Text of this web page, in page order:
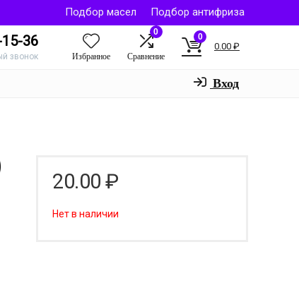
Подбор масел
Подбор антифриза
36
звонок Избранное
0
Сравнение
0
0.00 ₽
Вход
20.00 ₽
Нет в наличии